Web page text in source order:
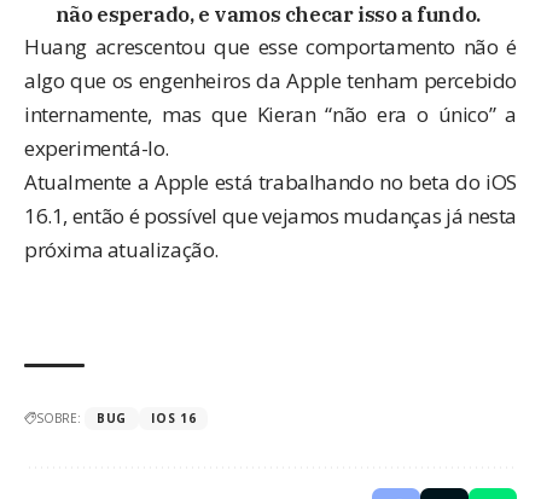
não esperado, e vamos checar isso a fundo.
Huang acrescentou que esse comportamento não é
algo que os engenheiros da Apple tenham percebido
internamente, mas que Kieran “não era o único” a
experimentá-lo.
Atualmente a Apple está trabalhando no beta do iOS
16.1, então é possível que vejamos mudanças já nesta
próxima atualização.
SOBRE: BUG IOS 16